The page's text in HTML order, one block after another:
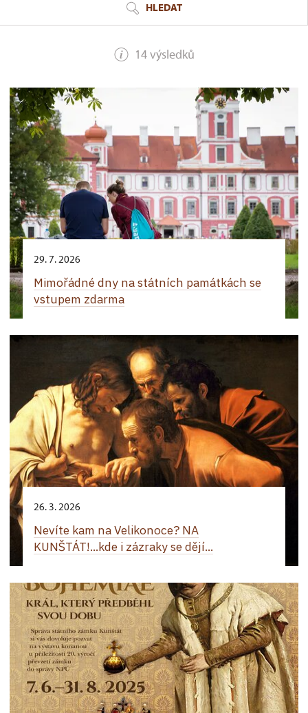
HLEDAT
14 výsledků
29. 7. 2026
Mimořádné dny na státních památkách se
vstupem zdarma
26. 3. 2026
Nevíte kam na Velikonoce? NA
KUNŠTÁT!...kde i zázraky se dějí...